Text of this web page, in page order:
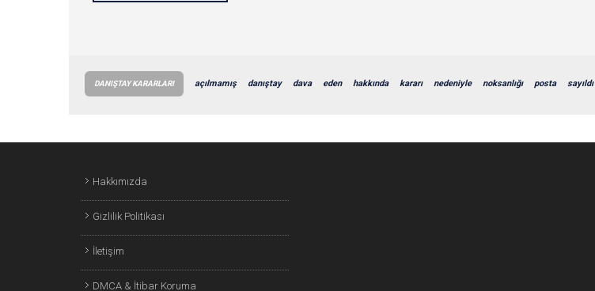
DANIŞTAY KARARLARI açılmamış danıştay dava eden hakkında kararı nedeniyle noksanlığı posta sayıldı
Hakkımızda
Gizlilik Politikası
İletişim
DMCA & İtibar Koruma